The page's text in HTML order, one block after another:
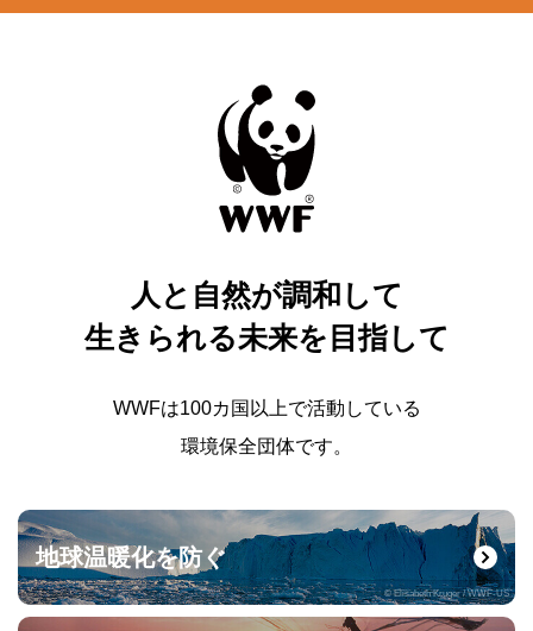
人と自然が調和して
生きられる未来を目指して
WWFは100カ国以上で活動している
環境保全団体です。
地球温暖化を防ぐ
© Elisabeth Kruger / WWF-US